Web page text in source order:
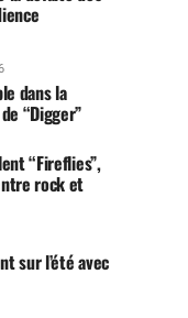
dans la
“Digger”
“Fireflies”,
rock et
sur l’été avec